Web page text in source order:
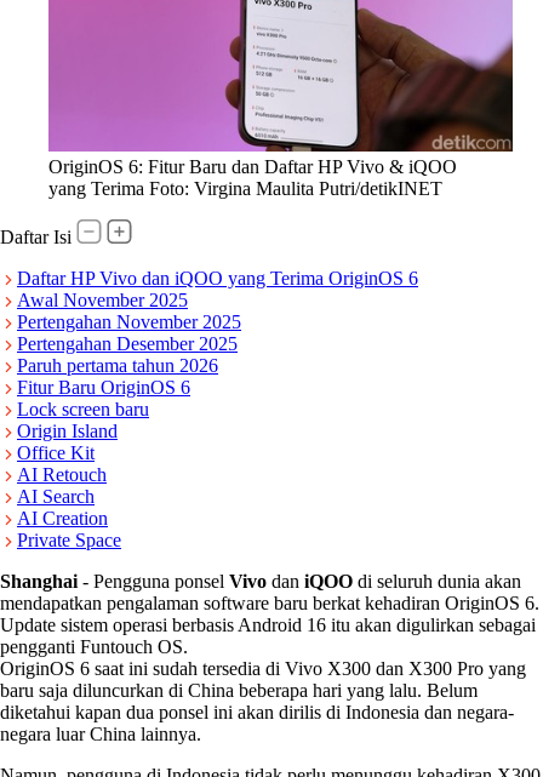
OriginOS 6: Fitur Baru dan Daftar HP Vivo & iQOO
yang Terima Foto: Virgina Maulita Putri/detikINET
Daftar Isi
Daftar HP Vivo dan iQOO yang Terima OriginOS 6
Awal November 2025
Pertengahan November 2025
Pertengahan Desember 2025
Paruh pertama tahun 2026
Fitur Baru OriginOS 6
Lock screen baru
Origin Island
Office Kit
AI Retouch
AI Search
AI Creation
Private Space
Shanghai - Pengguna ponsel Vivo dan iQOO di seluruh dunia akan
mendapatkan pengalaman software baru berkat kehadiran OriginOS 6.
Update sistem operasi berbasis Android 16 itu akan digulirkan sebagai
pengganti Funtouch OS.
OriginOS 6 saat ini sudah tersedia di Vivo X300 dan X300 Pro yang
baru saja diluncurkan di China beberapa hari yang lalu. Belum
diketahui kapan dua ponsel ini akan dirilis di Indonesia dan negara-
negara luar China lainnya.